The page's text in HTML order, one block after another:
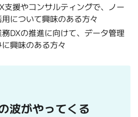
支援やコンサルティングで、ノー
について興味のある方々
DXの推進に向けて、データ管理
興味のある方々
波がやってくる